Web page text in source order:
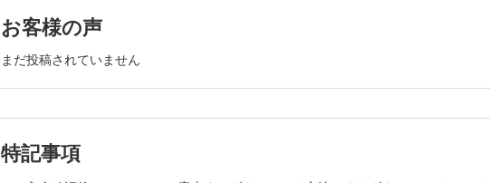
I．急性期病院における安全管理：3．急変時の院内体制（ベッドサイド，訓練室）
リハビリテーション治療中のリスクに備える医療機器管理
オンライン診療とリハ
お客様の声
まだ投稿されていません
特記事項